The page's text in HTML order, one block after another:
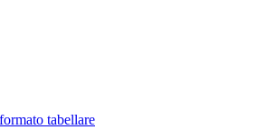
tabellare